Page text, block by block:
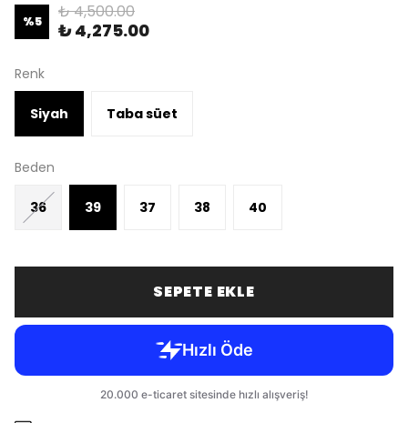
%5 ₺ 4,500.00
₺ 4,275.00
Renk
Siyah Taba süet
Beden
36 39 37 38 40
SEPETE EKLE